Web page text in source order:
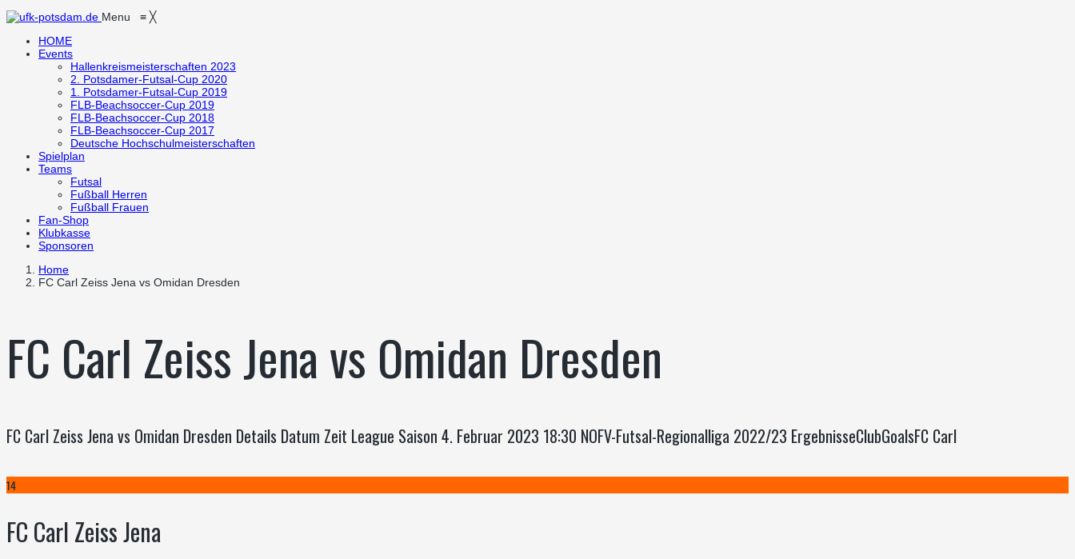
Menu ≡ ╳
HOME
Events
Hallenkreismeisterschaften 2023
2. Potsdamer-Futsal-Cup 2020
1. Potsdamer-Futsal-Cup 2019
FLB-Beachsoccer-Cup 2019
FLB-Beachsoccer-Cup 2018
FLB-Beachsoccer-Cup 2017
Deutsche Hochschulmeisterschaften
Spielplan
Teams
Futsal
Fußball Herren
Fußball Frauen
Fan-Shop
Klubkasse
Sponsoren
Home
FC Carl Zeiss Jena vs Omidan Dresden
FC Carl Zeiss Jena vs Omidan Dresden
FC Carl Zeiss Jena vs Omidan Dresden Details Datum Zeit League Saison 4. Februar 2023 18:30 NOFV-Futsal-Regionalliga 2022/23 ErgebnisseClubGoalsFC Carl
14
FC Carl Zeiss Jena